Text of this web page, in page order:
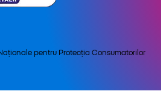
pentru Protecția Consumatorilor